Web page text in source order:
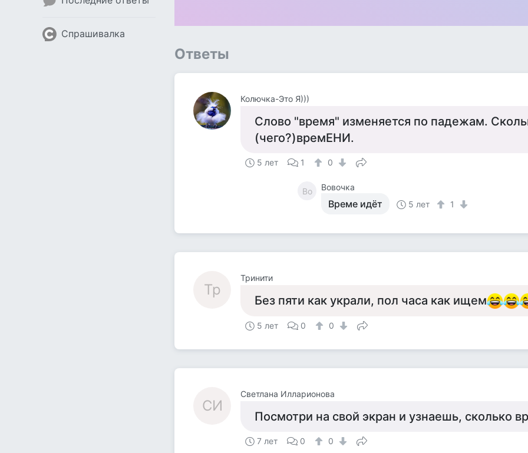
Спрашивалка
Ответы
Колючка-Это Я)))
Слово "время" изменяется по падежам.
(чего?)времЕНИ.
5 лет 1 0
Во Вовочка
Време идёт 5 лет 1
Тр
Тринити
Без пяти как украли, пол часа как ищем
5 лет 0 0
СИ
Светлана Илларионова
Посмотри на свой экран и узнаешь, сколько
7 лет 0 0